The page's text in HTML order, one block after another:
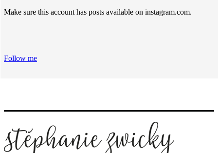
Make sure this account has posts available on instagram.com.
Follow me